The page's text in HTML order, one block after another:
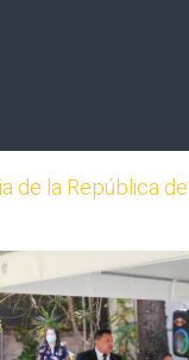
de la República